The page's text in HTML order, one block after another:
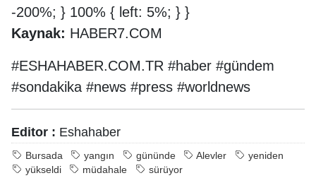
-200%; } 100% { left: 5%; } }
Kaynak: HABER7.COM
#ESHAHABER.COM.TR #haber #gündem
#sondakika #news #press #worldnews
Editor : Eshahaber
Bursada yangın gününde Alevler
yeniden
yükseldi
müdahale sürüyor